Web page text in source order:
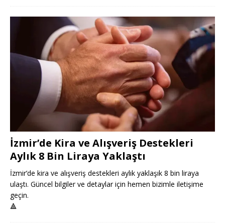
İzmir’de Kira ve Alışveriş Destekleri
Aylık 8 Bin Liraya Yaklaştı
İzmir’de kira ve alışveriş destekleri aylık yaklaşık 8 bin liraya
ulaştı. Güncel bilgiler ve detaylar için hemen bizimle iletişime
geçin.
🔺